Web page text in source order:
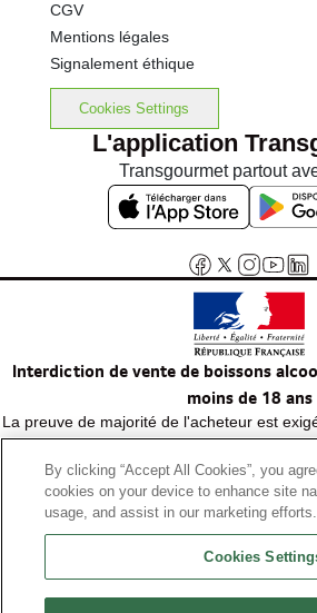
CGV
Mentions légales
Signalement éthique
Cookies Settings
L'application
Transgourmet partout
Interdiction de vente de boissons
moins de 18 ans
La preuve de majorité de l'acheteur est
en ligne.
Code de la santé
© Tous
By clicking “Accept All Cookies”, you
cookies on your device to enhance site
usage, and assist in our marketing efforts.
Cookies